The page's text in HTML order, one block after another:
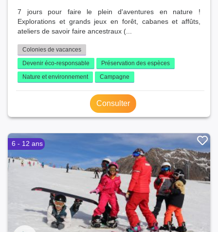
7 jours pour faire le plein d'aventures en nature !
Explorations et grands jeux en forêt, cabanes et affûts,
ateliers de savoir faire ancestraux (...
Colonies de vacances
Devenir éco-responsable
Préservation des espèces
Nature et environnement
Campagne
Consulter
6 - 12 ans